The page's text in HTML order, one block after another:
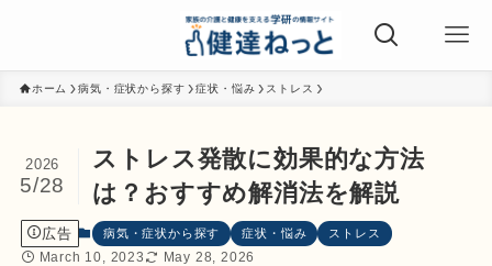
ホーム 病気・症状から探す 症状・悩み ストレス
ストレス発散に効果的な方法
は？おすすめ解消法を解説
2026
5/28
広告 病気・症状から探す 症状・悩み ストレス
March 10, 2023 May 28, 2026